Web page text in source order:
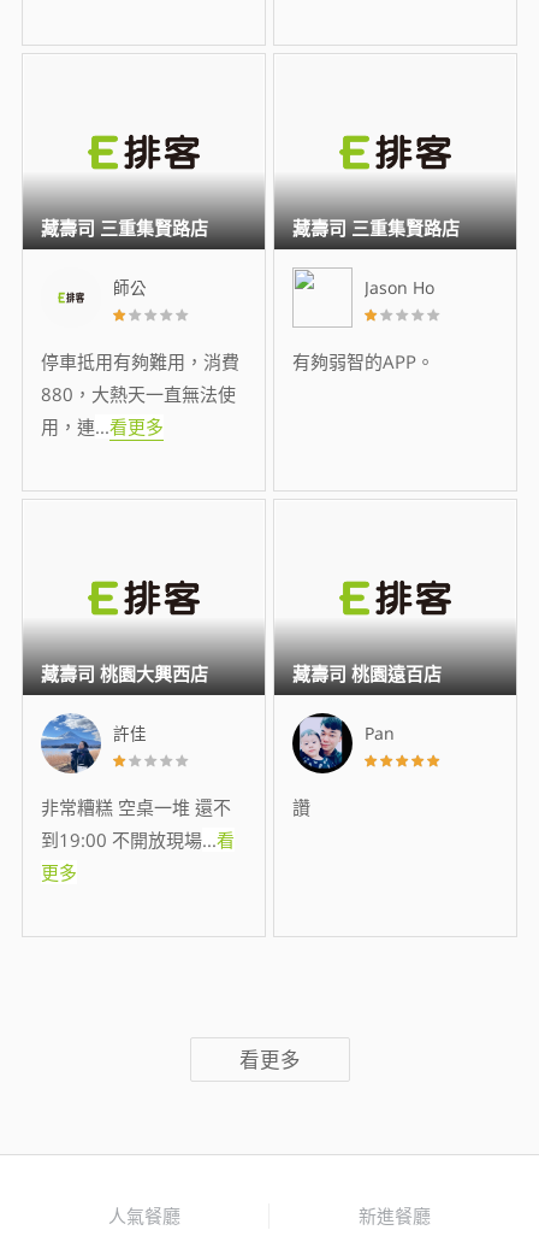
師公
停車抵用有夠難用，消費
880，大熱天一直無法使
用，連...看更多
藏壽司 三重集賢路店
Jason Ho
有夠弱智的APP。
藏壽司 三重集賢路店
許佳
非常糟糕 空桌一堆 還不
到19:00 不開放現場...看
更多
藏壽司 桃園大興西店
Pan
讚
藏壽司 桃園遠百店
看更多
人氣餐廳 新進餐廳